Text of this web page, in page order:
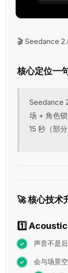
🎬 Seedance
核心定位一
Seedance
场 + 角色
15 秒（部
🚀 核心技术
1️⃣
声音不是
会与场景